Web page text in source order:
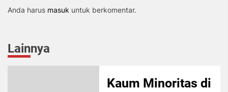
Anda harus masuk untuk berkomentar.
Lainnya
Kaum Minoritas di